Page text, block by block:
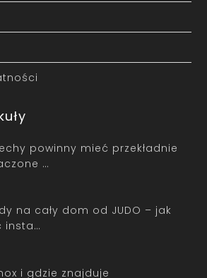
powinny mieć przekładnie
…
na cały dom od JUDO – jak
insta…
i gdzie znajduje